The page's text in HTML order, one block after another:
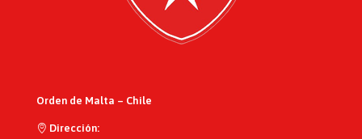
Orden de Malta – Chile
Dirección: